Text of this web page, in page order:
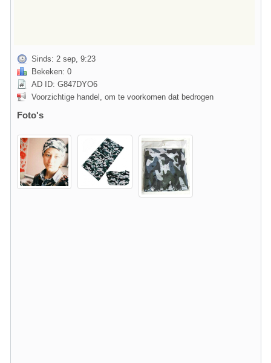
Sinds: 2 sep, 9:23
Bekeken: 0
AD ID: G847DYO6
Voorzichtige handel, om te voorkomen dat bedrogen
Foto's